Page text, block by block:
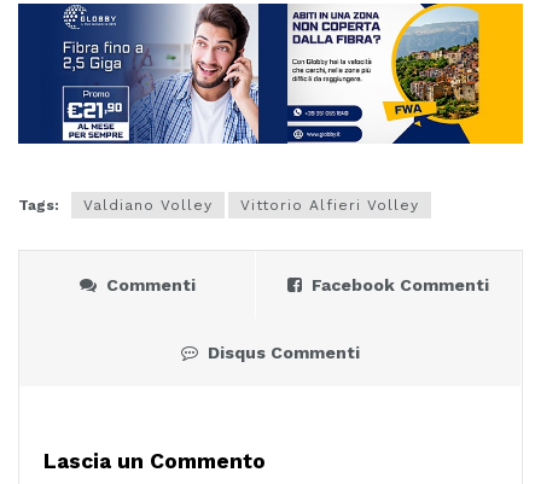
Tags: Valdiano Volley Vittorio Alfieri Volley
Commenti Facebook Commenti
Disqus Commenti
Lascia un Commento